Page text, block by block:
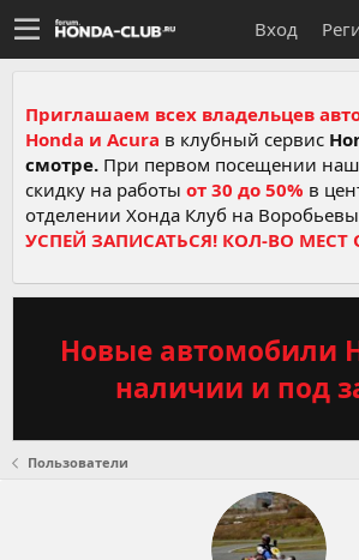
Вход
Приглашаем всех владельцев
Honda и Acura в клубный сервис
смотре. При первом посещении
скидку на работы от 30 до 50% в
отделении Хонда Клуб на
УСПЕЙ ЗАПИСАТЬСЯ! КОЛ-ВО МЕСТ
Новые автомобили
наличии и под
Пользователи